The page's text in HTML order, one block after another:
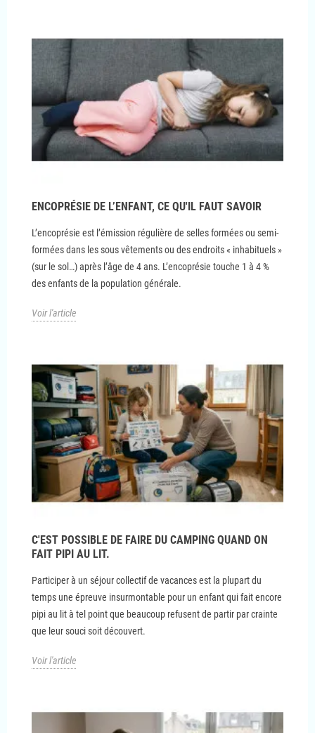
ENCOPRÉSIE DE L’ENFANT, CE QU'IL FAUT SAVOIR
L’encoprésie est l’émission régulière de selles formées ou semi-
formées dans les sous vêtements ou des endroits « inhabituels »
(sur le sol…) après l’âge de 4 ans. L’encoprésie touche 1 à 4 %
des enfants de la population générale.
Voir l'article
C'EST POSSIBLE DE FAIRE DU CAMPING QUAND ON
FAIT PIPI AU LIT.
Participer à un séjour collectif de vacances est la plupart du
temps une épreuve insurmontable pour un enfant qui fait encore
pipi au lit à tel point que beaucoup refusent de partir par crainte
que leur souci soit découvert.
Voir l'article